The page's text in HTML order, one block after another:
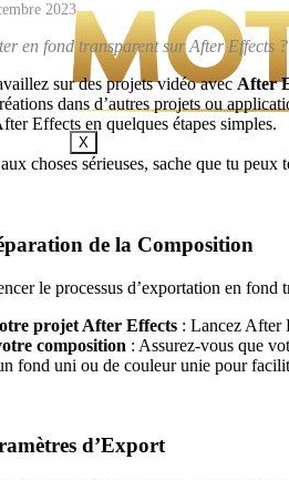
X
2023
en fond transparent sur After Effects
sur des projets vidéo avec After
dans d’autres projets ou
Effects en quelques étapes simples.
choses sérieuses, sache que tu
de la Composition
le processus d’exportation en fond
projet After Effects : Lancez After
composition : Assurez-vous que
fond uni ou de couleur unie pour
d’Export